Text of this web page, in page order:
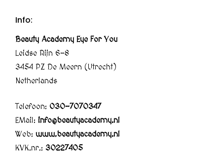
Info:
Beauty Academy Eye For You
Leidse Rijn 6-8
3454 PZ De Meern (Utrecht)
Netherlands
Telefoon: 030-7070347
EMail: info@beautyacademy.nl
Web: www.beautyacademy.nl
KVK.nr.: 30227405